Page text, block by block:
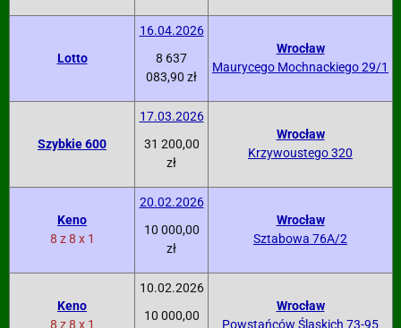
Lotto
16.04.2026
8 637
083,90 zł
Wrocław
Maurycego Mochnackiego 29/1
Szybkie 600
17.03.2026
31 200,00
zł
Wrocław
Krzywoustego 320
Keno
8 z 8 x 1
20.02.2026
10 000,00
zł
Wrocław
Sztabowa 76A/2
Keno
8 z 8 x 1
10.02.2026
10 000,00
Wrocław
Powstańców Śląskich 73-95